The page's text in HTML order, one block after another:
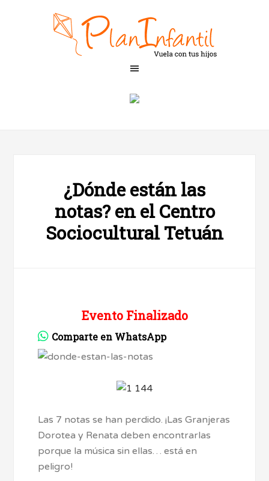
¿Dónde están las
notas? en el Centro
Sociocultural Tetuán
Evento Finalizado
Comparte en WhatsApp
Las 7 notas se han perdido. ¡Las Granjeras
Dorotea y Renata deben encontrarlas
porque la música sin ellas… está en
peligro!